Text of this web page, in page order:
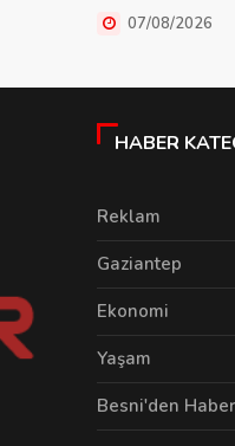
07/08/2026
HABER
Reklam
Gaziantep
Ekonomi
Yaşam
Besni'den